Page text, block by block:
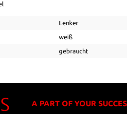
Lenker
weiß
gebraucht
A PART OF YOUR